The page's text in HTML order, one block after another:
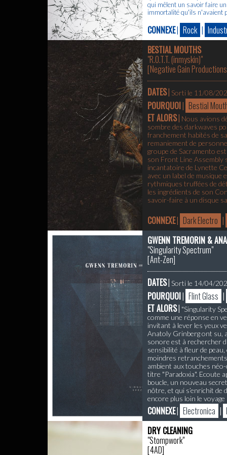
qui mêlent un savoir faire
immortalité qu'ils n'avaient
CONNEXE| Rock |
BESTIAL MOUTHS
"R.O.T.T. (inmyskin)"
[Negative Gain Productions
DATES| Sorti le 11/08/
POURQUOI| Bestial
ET ALORS| Nous avions
sombre des darkwaves
franchement habités de
remaniement de
groupe de Sacramento
son Front Line Assembly
incantatoire de Lynette
avec un label de
rythmiques truffées de
les ingrédients de son
savoir-faire à un disque
CONNEXE| Dark Electro |
GWENN TREMORIN &
"Singularity Spectrum"
[Ant-Zen]
DATES| Sorti le 14/04/
POURQUOI| Flint Glass |
ET ALORS| "Singularity
comme une réponse en
invitant à lever les yeux
Anatoly Grinberg ont su,
sonore est à rechercher
sensibilité à fleur de
moindres retranchements
ambient aux touches
titre "Paradoxia". Ecoute
boucle, un nouveau
nôtre, et qui s’enrichit de
encore plus loin le
CONNEXE| Electronica |
DRY CLEANING
"Stompwork"
[4AD]